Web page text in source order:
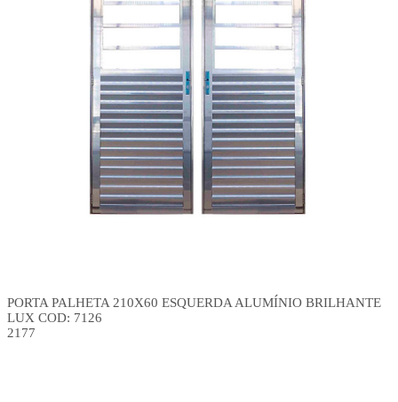
PORTA PALHETA 210X60 ESQUERDA ALUMÍNIO BRILHANTE
LUX COD: 7126
2177